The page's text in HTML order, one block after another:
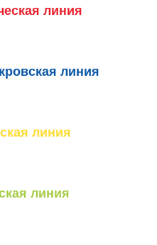
линия
линия
линия
линия